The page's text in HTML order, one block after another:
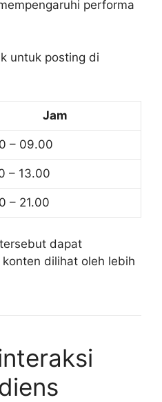
performa
untuk posting di
Jam
– 09.00
– 13.00
– 21.00
dapat
dilihat oleh lebih